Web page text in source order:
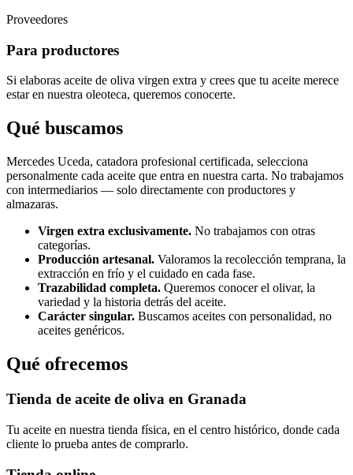
Proveedores
Para productores
Si elaboras aceite de oliva virgen extra y crees que tu aceite merece
estar en nuestra oleoteca, queremos conocerte.
Qué buscamos
Mercedes Uceda, catadora profesional certificada, selecciona
personalmente cada aceite que entra en nuestra carta. No trabajamos
con intermediarios — solo directamente con productores y
almazaras.
Virgen extra exclusivamente. No trabajamos con otras
categorías.
Producción artesanal. Valoramos la recolección temprana, la
extracción en frío y el cuidado en cada fase.
Trazabilidad completa. Queremos conocer el olivar, la
variedad y la historia detrás del aceite.
Carácter singular. Buscamos aceites con personalidad, no
aceites genéricos.
Qué ofrecemos
Tienda de aceite de oliva en Granada
Tu aceite en nuestra tienda física, en el centro histórico, donde cada
cliente lo prueba antes de comprarlo.